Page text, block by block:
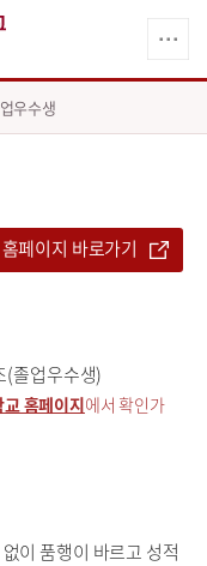
우수생
페이지 바로가기
(졸업우수생)
홈페이지에서 확인가
이 품행이 바르고 성적